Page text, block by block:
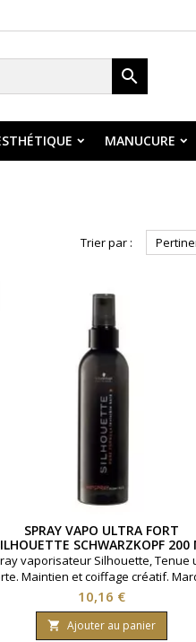

MANUCURE
Trier par :
SPRAY VAPO ULTRA FORT
SCHWARZKOPF 200
vaporisateur Silhouette, Tenue
Maintien et coiffage créatif.
Schwarzkopf. Contenance : 200ml
Prix
10,16 €
 Ajouter au panier